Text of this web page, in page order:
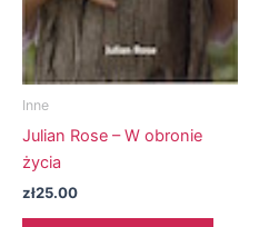
Inne
Julian Rose – W obronie
życia
zł25.00